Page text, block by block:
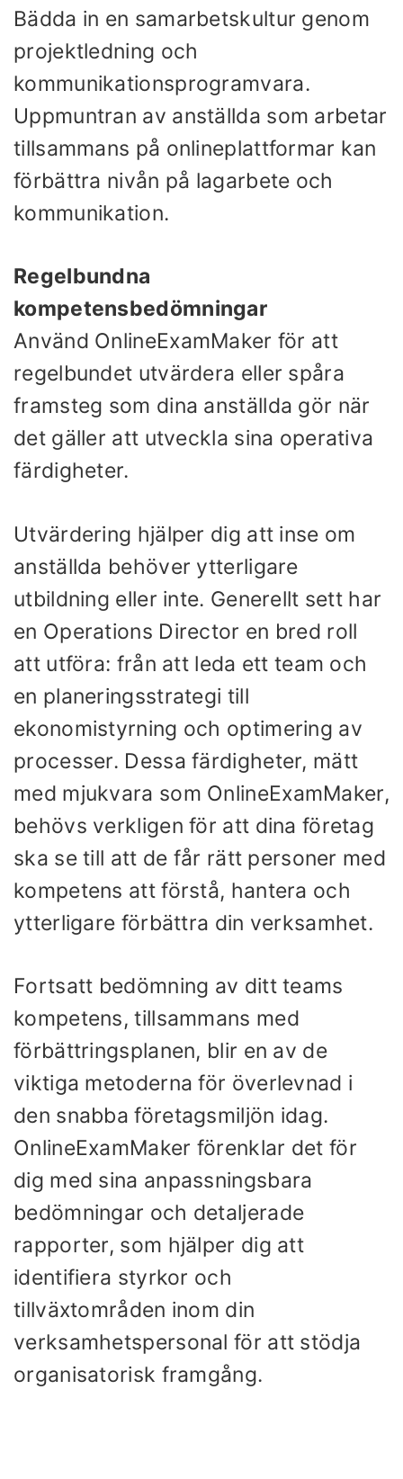
Bädda in en samarbetskultur genom
projektledning och
kommunikationsprogramvara.
Uppmuntran av anställda som arbetar
tillsammans på onlineplattformar kan
förbättra nivån på lagarbete och
kommunikation.
Regelbundna
kompetensbedömningar
Använd OnlineExamMaker för att
regelbundet utvärdera eller spåra
framsteg som dina anställda gör när
det gäller att utveckla sina operativa
färdigheter.
Utvärdering hjälper dig att inse om
anställda behöver ytterligare
utbildning eller inte. Generellt sett har
en Operations Director en bred roll
att utföra: från att leda ett team och
en planeringsstrategi till
ekonomistyrning och optimering av
processer. Dessa färdigheter, mätt
med mjukvara som OnlineExamMaker,
behövs verkligen för att dina företag
ska se till att de får rätt personer med
kompetens att förstå, hantera och
ytterligare förbättra din verksamhet.
Fortsatt bedömning av ditt teams
kompetens, tillsammans med
förbättringsplanen, blir en av de
viktiga metoderna för överlevnad i
den snabba företagsmiljön idag.
OnlineExamMaker förenklar det för
dig med sina anpassningsbara
bedömningar och detaljerade
rapporter, som hjälper dig att
identifiera styrkor och
tillväxtområden inom din
verksamhetspersonal för att stödja
organisatorisk framgång.